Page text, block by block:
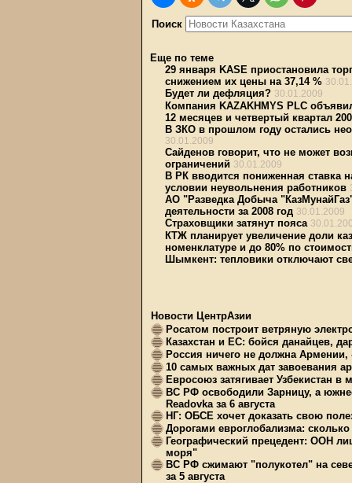
Поиск
Еще по теме
29 января KASE приостановила
снижением их цены на 37,14 %
Будет ли дефляция? 30.01.2009
Компания KAZAKHMYS PLC
12 месяцев и четвертый квартал
В ЗКО в прошлом году остались
30.01.2009
Сайденов говорит, что не может
ограничений 30.01.2009
В РК вводится пониженная ставка
условии неувольнения работников
АО "Разведка Добыча
деятельности за 2008 год 30.01.2009
Страховщики затянут пояса
КТЖ планирует увеличение доли
номенклатуре и до 80% по
Шымкент: тепловики отключают
Новости ЦентрАзии
Росатом построит ветряную
Казахстан и ЕС: бойся данайцев,
Россия ничего не должна Армении,
10 самых важных дат завоевания
Евросоюз затягивает Узбекистан
ВС РФ освободили Зарницу, а
Readovka за 6 августа
НГ: ОБСЕ хочет доказать свою
Дорогами евроглобализма:
Географический прецедент: ООН
моря"
ВС РФ сжимают "полукотел" на
за 5 августа